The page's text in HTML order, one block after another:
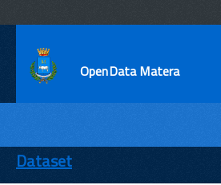
OpenData Matera
ENTI
TEMI
Dataset